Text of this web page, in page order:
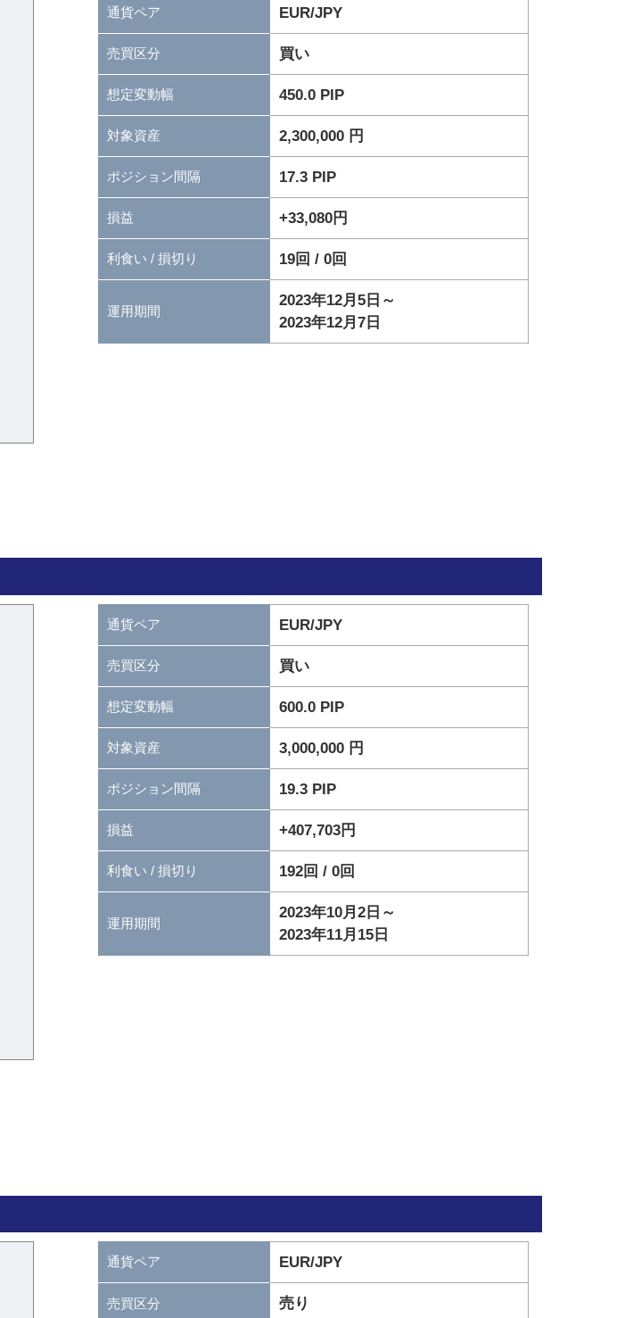
通貨ペア EUR/JPY
売買区分 買い
想定変動幅 450.0 PIP
対象資産 2,300,000 円
ポジション間隔 17.3 PIP
損益 +33,080円
利食い / 損切り 19回 / 0回
運用期間
2023年12月5日～
2023年12月7日
通貨ペア EUR/JPY
売買区分 買い
想定変動幅 600.0 PIP
対象資産 3,000,000 円
ポジション間隔 19.3 PIP
損益 +407,703円
利食い / 損切り 192回 / 0回
運用期間
2023年10月2日～
2023年11月15日
通貨ペア EUR/JPY
売買区分 売り